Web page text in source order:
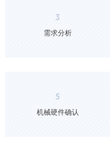
3
需求分析
5
机械硬件确认